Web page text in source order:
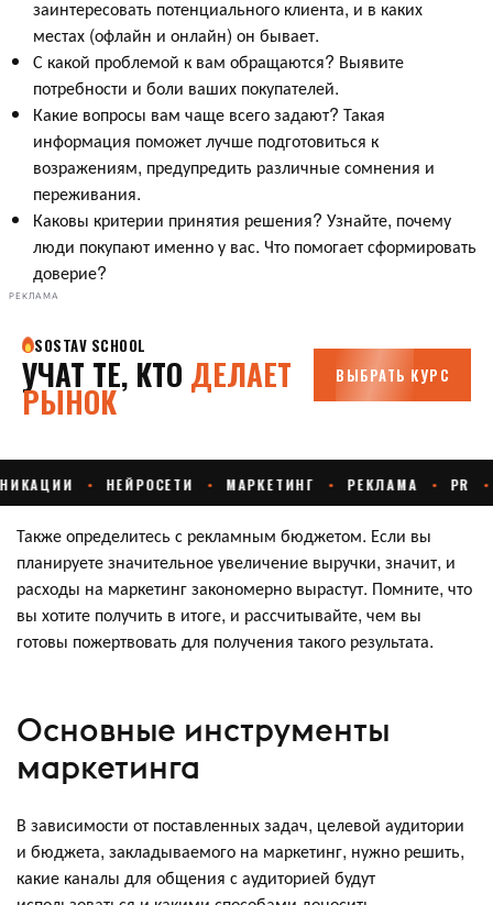
заинтересовать потенциального клиента, и в каких
местах (офлайн и онлайн) он бывает.
С какой проблемой к вам обращаются? Выявите
потребности и боли ваших покупателей.
Какие вопросы вам чаще всего задают? Такая
информация поможет лучше подготовиться к
возражениям, предупредить различные сомнения и
переживания.
Каковы критерии принятия решения? Узнайте, почему
люди покупают именно у вас. Что помогает сформировать
доверие?
РЕКЛАМА
Также определитесь с рекламным бюджетом. Если вы
планируете значительное увеличение выручки, значит, и
расходы на маркетинг закономерно вырастут. Помните, что
вы хотите получить в итоге, и рассчитывайте, чем вы
готовы пожертвовать для получения такого результата.
Основные инструменты
маркетинга
В зависимости от поставленных задач, целевой аудитории
и бюджета, закладываемого на маркетинг, нужно решить,
какие каналы для общения с аудиторией будут